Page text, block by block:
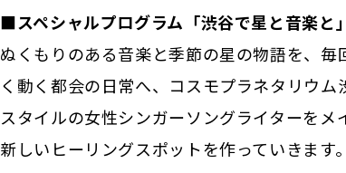
■スペシャルプログラム「渋谷で星と音楽と
ぬくもりのある音楽と季節の星の物語を、
く動く都会の日常へ、コスモプラネタリウ
スタイルの女性シンガーソングライターをメ
新しいヒーリングスポットを作っていきます。